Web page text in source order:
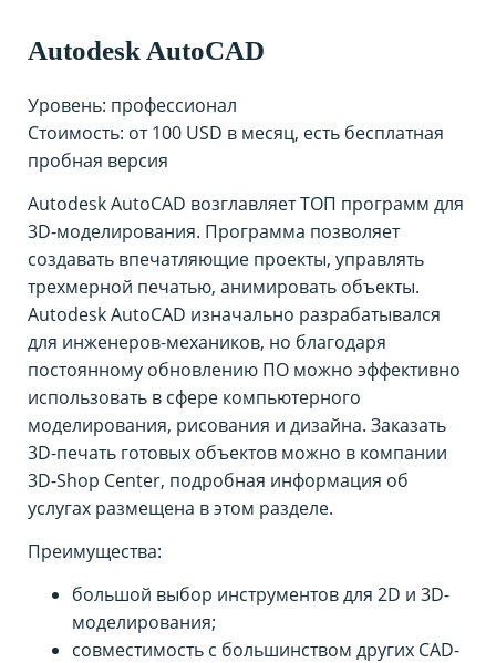
Autodesk AutoCAD
Уровень: профессионал
Стоимость: от 100 USD в месяц, есть бесплатная
пробная версия
Autodesk AutoCAD возглавляет ТОП программ для
3D-моделирования. Программа позволяет
создавать впечатляющие проекты, управлять
трехмерной печатью, анимировать объекты.
Autodesk AutoCAD изначально разрабатывался
для инженеров-механиков, но благодаря
постоянному обновлению ПО можно эффективно
использовать в сфере компьютерного
моделирования, рисования и дизайна. Заказать
3D-печать готовых объектов можно в компании
3D-Shop Center, подробная информация об
услугах размещена в этом разделе.
Преимущества:
большой выбор инструментов для 2D и 3D-
моделирования;
совместимость с большинством других CAD-